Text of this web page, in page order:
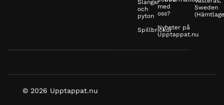
Slangar
och
pyton
Spillbrickor
med
oss?
Nyheter på
Upptappat.nu
Sweden
© 2026 Upptappat.nu